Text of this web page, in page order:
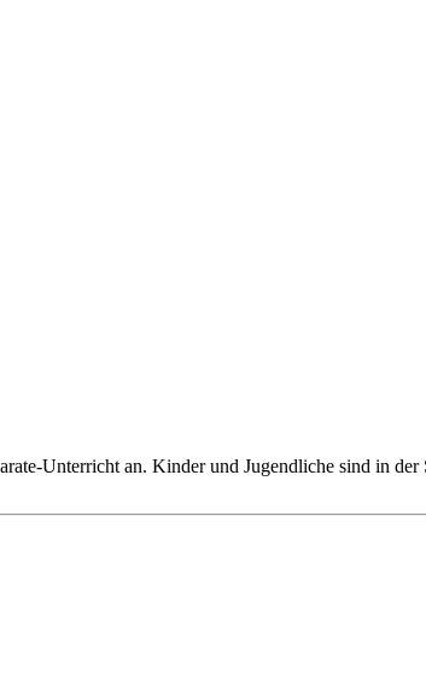
Unterricht an. Kinder und Jugendliche sind in